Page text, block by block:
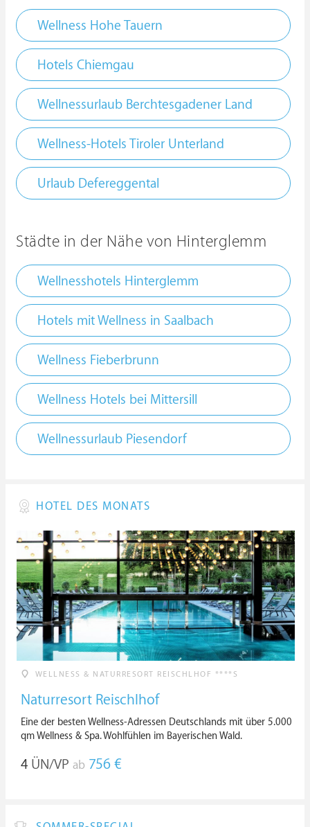
Wellness Hohe Tauern
Hotels Chiemgau
Wellnessurlaub Berchtesgadener Land
Wellness-Hotels Tiroler Unterland
Urlaub Defereggental
Städte in der Nähe von Hinterglemm
Wellnesshotels Hinterglemm
Hotels mit Wellness in Saalbach
Wellness Fieberbrunn
Wellness Hotels bei Mittersill
Wellnessurlaub Piesendorf
HOTEL DES MONATS
WELLNESS & NATURRESORT REISCHLHOF ****S
Naturresort Reischlhof
Eine der besten Wellness-Adressen Deutschlands mit über 5.000
qm Wellness & Spa. Wohlfühlen im Bayerischen Wald.
4 ÜN/VP ab 756 €